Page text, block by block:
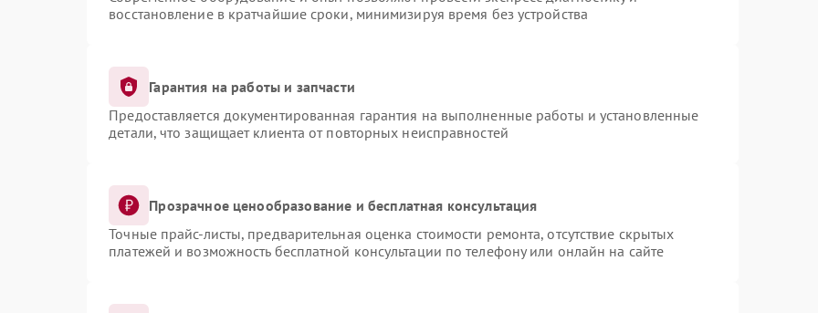
восстановление в кратчайшие сроки, минимизируя время без устройства
Гарантия на работы и запчасти
Предоставляется документированная гарантия на выполненные работы и установленные
детали, что защищает клиента от повторных неисправностей
Прозрачное ценообразование и бесплатная консультация
Точные прайс-листы, предварительная оценка стоимости ремонта, отсутствие скрытых
платежей и возможность бесплатной консультации по телефону или онлайн на сайте